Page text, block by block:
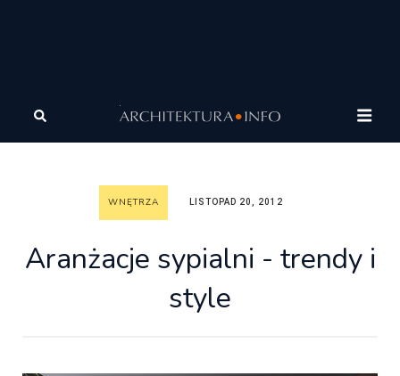
Wnętrza
trendy i style
WNĘTRZA LISTOPAD 20, 2012
Aranżacje sypialni - trendy i
style